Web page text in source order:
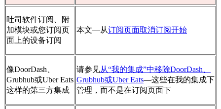
吐司软件订阅、附
加模块或您订阅页
面上的设备订阅
本文—从订阅页面取消订阅开始
像DoorDash、
Grubhub或Uber Eats
这样的第三方集成
请参见从“我的集成”中移除DoorDash、
Grubhub或Uber Eats—这些在我的集成下
管理，而不是在订阅页面下